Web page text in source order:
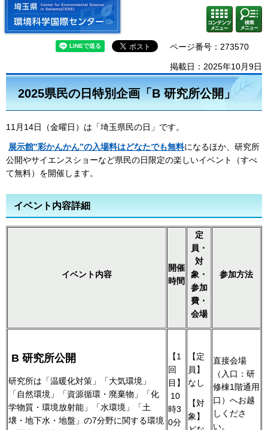
埼玉県 環境科学国際センター
コンテ
ンツメ
ニュー
検索・
共通メ
ニュー
ページ番号：273570
掲載日：2025年10月9日
2025県民の日特別企画「B 研究所公開」
11月14日（金曜日）は「埼玉県民の日」です。
展示館”彩かんかん”の入場料はどなたでも無料になるほか、研究所
公開やサイエンスショーなど県民の日限定の楽しいイベント（すべ
て無料）を開催します。
イベント内容詳細
イベント内容
開催
時間
定
員・
対
象・
参加
費・
会場
参加方法
B 研究所公開
研究所は「温暖化対策」「大気環境」
「自然環境」「資源循環・廃棄物」「化
学物質・環境放射能」「水環境」「土
壌・地下水・地盤」の7分野に関する環境
【1
回
目】
10
時3
0分
【定
員】
なし
【対
象】
直接会場
（入口：研
修棟1階通用
口）へお越
しくださ
い。